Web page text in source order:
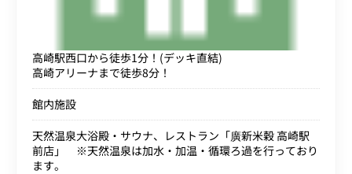
高崎駅西口から徒歩1分！(デッキ直結)
高崎アリーナまで徒歩8分！
館内施設
天然温泉大浴殿・サウナ、レストラン「廣新米穀 高崎駅
前店」 ※天然温泉は加水・加温・循環ろ過を行っており
ます。